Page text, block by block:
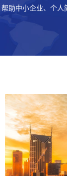
帮助中小企业、个